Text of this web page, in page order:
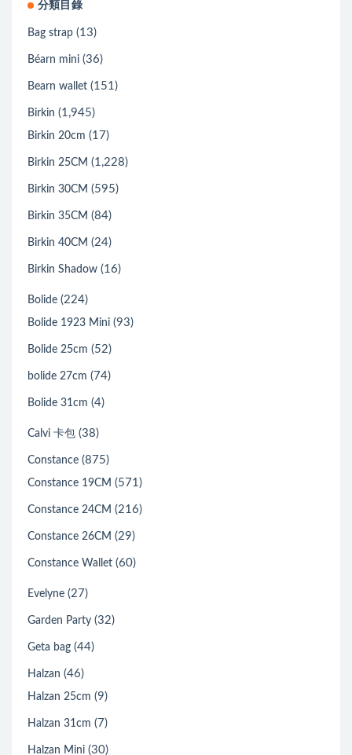
分類目錄
Bag strap (13)
Béarn mini (36)
Bearn wallet (151)
Birkin (1,945)
Birkin 20cm (17)
Birkin 25CM (1,228)
Birkin 30CM (595)
Birkin 35CM (84)
Birkin 40CM (24)
Birkin Shadow (16)
Bolide (224)
Bolide 1923 Mini (93)
Bolide 25cm (52)
bolide 27cm (74)
Bolide 31cm (4)
Calvi 卡包 (38)
Constance (875)
Constance 19CM (571)
Constance 24CM (216)
Constance 26CM (29)
Constance Wallet (60)
Evelyne (27)
Garden Party (32)
Geta bag (44)
Halzan (46)
Halzan 25cm (9)
Halzan 31cm (7)
Halzan Mini (30)